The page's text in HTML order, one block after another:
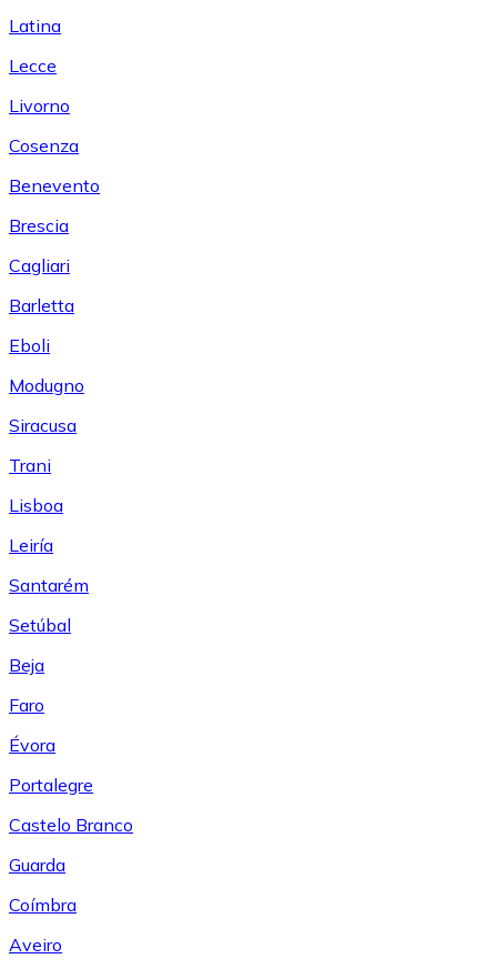
Latina
Lecce
Livorno
Cosenza
Benevento
Brescia
Cagliari
Barletta
Eboli
Modugno
Siracusa
Trani
Lisboa
Leiría
Santarém
Setúbal
Beja
Faro
Évora
Portalegre
Castelo Branco
Guarda
Coímbra
Aveiro